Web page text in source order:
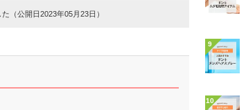
（公開日2023年05月23日）
9
10